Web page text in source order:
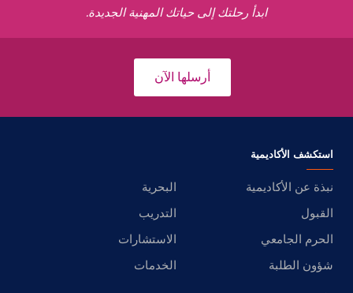
ابدأ رحلتك إلى حياتك المهنية الجديدة.
أرسلها الآن
استكشف الأكاديمية
نبذة عن الأكاديمية
البحرية
القبول
التدريب
الحرم الجامعي
الاستشارات
شؤون الطلبة
الخدمات